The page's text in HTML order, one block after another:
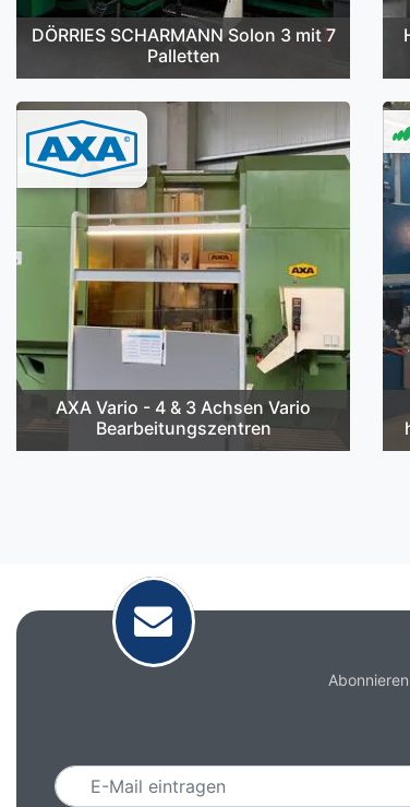
DÖRRIES SCHARMANN Solon 3 mit 7
Palletten
AXA Vario - 4 & 3 Achsen Vario
Bearbeitungszentren